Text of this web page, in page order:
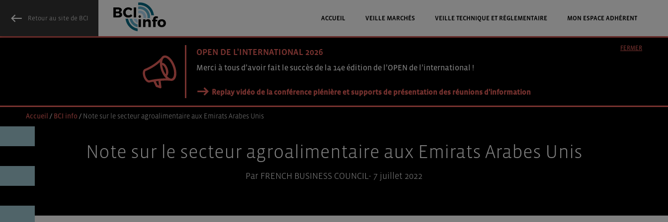
Retour au site de BCI ACCUEIL VEILLE MARCHÉS VEILLE TECHNIQUE ET RÉGLEMENTAIRE MON ESPACE ADHÉRENT
OPEN DE L'INTERNATIONAL 2026
Merci à tous d’avoir fait le succès de la 14e édition de l’OPEN de l’international !
Replay vidéo de la conférence plénière et supports de présentation des réunions d'information
FERMER
Accueil / BCI info / Note sur le secteur agroalimentaire aux Emirats Arabes Unis
Note sur le secteur agroalimentaire aux Emirats Arabes Unis
Par FRENCH BUSINESS COUNCIL- 7 juillet 2022